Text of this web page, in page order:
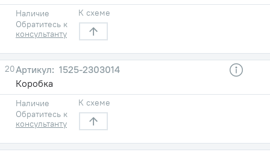
Наличие
Обратитесь к
консультанту
К схеме
20
1525-2303014
Коробка
Наличие
Обратитесь к
консультанту
К схеме